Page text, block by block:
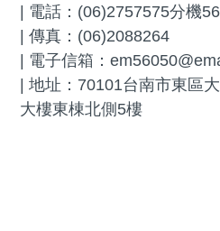
| 電話：(06)2757575分機
| 傳真：(06)2088264
| 電子信箱：
| 地址：70101台南市東區
大樓東棟北側5樓